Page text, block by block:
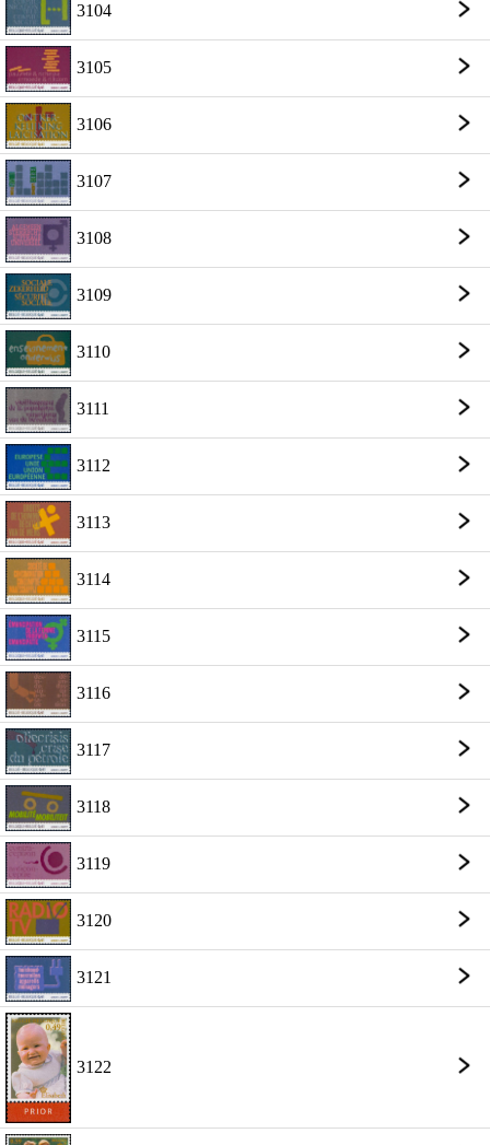
3104
3105
3106
3107
3108
3109
3110
3111
3112
3113
3114
3115
3116
3117
3118
3119
3120
3121
3122